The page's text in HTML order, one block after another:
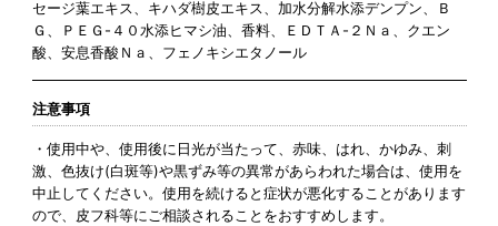
セージ葉エキス、キハダ樹皮エキス、加水分解水添デンプン、Ｂ
Ｇ、ＰＥＧ-４０水添ヒマシ油、香料、ＥＤＴＡ-２Ｎａ、クエン
酸、安息香酸Ｎａ、フェノキシエタノール
注意事項
・使用中や、使用後に日光が当たって、赤味、はれ、かゆみ、刺
激、色抜け(白斑等)や黒ずみ等の異常があらわれた場合は、使用を
中止してください。使用を続けると症状が悪化することがあります
ので、皮フ科等にご相談されることをおすすめします。